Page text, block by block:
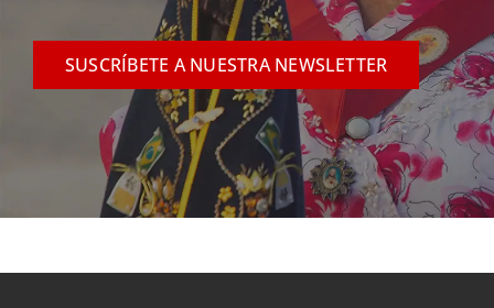
SUSCRÍBETE A NUESTRA NEWSLETTER